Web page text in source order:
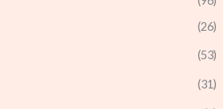
(26)
(53)
(31)